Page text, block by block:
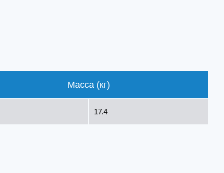
Масса (кг)
17.4